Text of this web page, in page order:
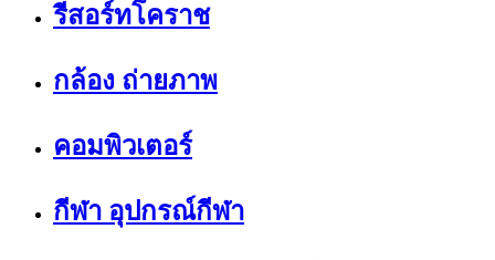
รีสอร์ทโคราช
กล้อง ถ่ายภาพ
คอมพิวเตอร์
กีฬา อุปกรณ์กีฬา